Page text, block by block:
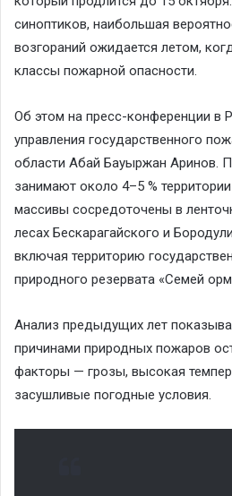
синоптиков, наибольшая
возгораний ожидается летом,
классы пожарной опасности.
Об этом на пресс-конференции в
управления государственного
области Абай Бауыржан Аринов.
занимают около 4–5 %
массивы сосредоточены в
лесах Бескарагайского и
включая территорию
природного резервата «Семей
Анализ предыдущих лет
причинами природных пожаров
факторы — грозы, высокая
засушливые погодные условия.